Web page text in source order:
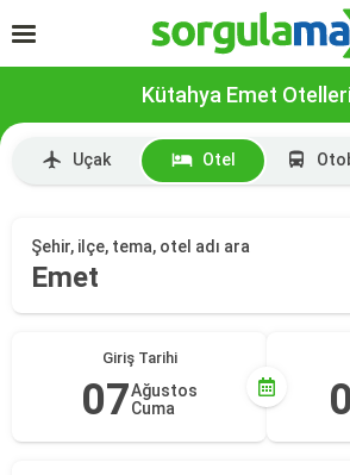
Kütahya Emet
Uçak Otel
Şehir, ilçe, tema, otel adı ara
Emet
Giriş Tarihi
07Ağustos
Cuma